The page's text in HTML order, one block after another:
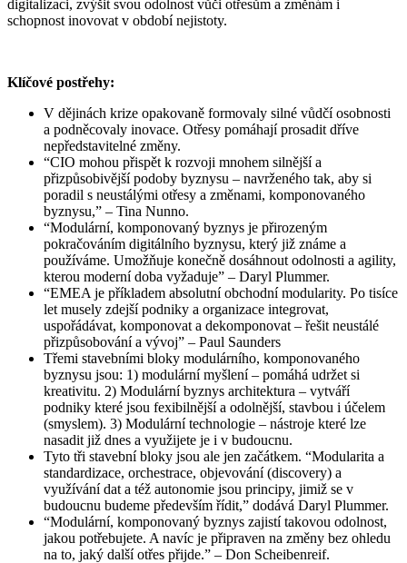
digitalizaci, zvýšit svou odolnost vůči otřesům a změnám i
schopnost inovovat v období nejistoty.
Klíčové postřehy:
V dějinách krize opakovaně formovaly silné vůdčí osobnosti
a podněcovaly inovace. Otřesy pomáhají prosadit dříve
nepředstavitelné změny.
“CIO mohou přispět k rozvoji mnohem silnější a
přizpůsobivější podoby byznysu – navrženého tak, aby si
poradil s neustálými otřesy a změnami, komponovaného
byznysu,” – Tina Nunno.
“Modulární, komponovaný byznys je přirozeným
pokračováním digitálního byznysu, který již známe a
používáme. Umožňuje konečně dosáhnout odolnosti a agility,
kterou moderní doba vyžaduje” – Daryl Plummer.
“EMEA je příkladem absolutní obchodní modularity. Po tisíce
let musely zdejší podniky a organizace integrovat,
uspořádávat, komponovat a dekomponovat – řešit neustálé
přizpůsobování a vývoj” – Paul Saunders
Třemi stavebními bloky modulárního, komponovaného
byznysu jsou: 1) modulární myšlení – pomáhá udržet si
kreativitu. 2) Modulární byznys architektura – vytváří
podniky které jsou fexibilnější a odolnější, stavbou i účelem
(smyslem). 3) Modulární technologie – nástroje které lze
nasadit již dnes a využijete je i v budoucnu.
Tyto tři stavební bloky jsou ale jen začátkem. “Modularita a
standardizace, orchestrace, objevování (discovery) a
využívání dat a též autonomie jsou principy, jimiž se v
budoucnu budeme především řídit,” dodává Daryl Plummer.
“Modulární, komponovaný byznys zajistí takovou odolnost,
jakou potřebujete. A navíc je připraven na změny bez ohledu
na to, jaký další otřes přijde.” – Don Scheibenreif.